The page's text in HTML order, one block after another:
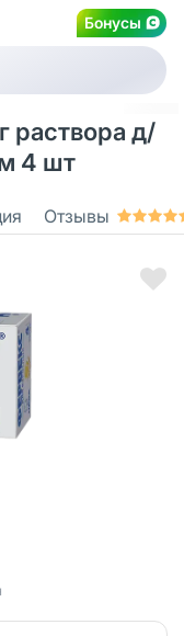
Бонусы
раствора д/
4 шт
Отзывы